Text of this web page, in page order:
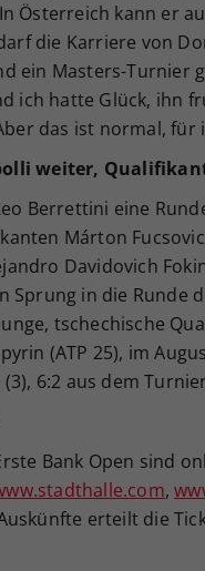
Österreich kann er
die Karriere von
ein Masters-Turnier
ich hatte Glück, ihn
das ist normal, für
weiter,
Berrettini eine
Márton
Davidovich
Sprung in die Runde
tschechische
(ATP 25), im
6:2 aus dem
Bank Open sind
,
erteilt die